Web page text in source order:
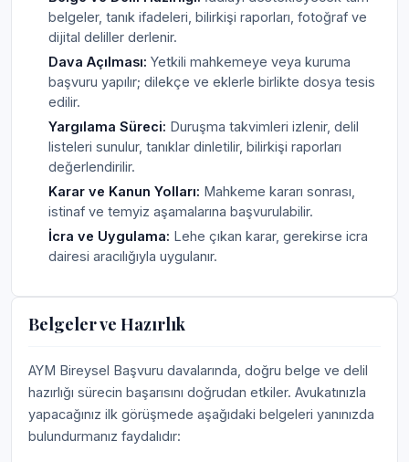
belgeler, tanık ifadeleri, bilirkişi raporları, fotoğraf ve
dijital deliller derlenir.
Dava Açılması: Yetkili mahkemeye veya kuruma
başvuru yapılır; dilekçe ve eklerle birlikte dosya tesis
edilir.
Yargılama Süreci: Duruşma takvimleri izlenir, delil
listeleri sunulur, tanıklar dinletilir, bilirkişi raporları
değerlendirilir.
Karar ve Kanun Yolları: Mahkeme kararı sonrası,
istinaf ve temyiz aşamalarına başvurulabilir.
İcra ve Uygulama: Lehe çıkan karar, gerekirse icra
dairesi aracılığıyla uygulanır.
Belgeler ve Hazırlık
AYM Bireysel Başvuru davalarında, doğru belge ve delil
hazırlığı sürecin başarısını doğrudan etkiler. Avukatınızla
yapacağınız ilk görüşmede aşağıdaki belgeleri yanınızda
bulundurmanız faydalıdır: